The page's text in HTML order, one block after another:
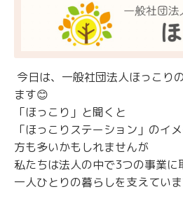
今日は、一般社団法人ほっこり
ます😊
「ほっこり」と聞くと
「ほっこりステーション」のイ
方も多いかもしれませんが
私たちは法人の中で3つの事業に
一人ひとりの暮らしを支えてい